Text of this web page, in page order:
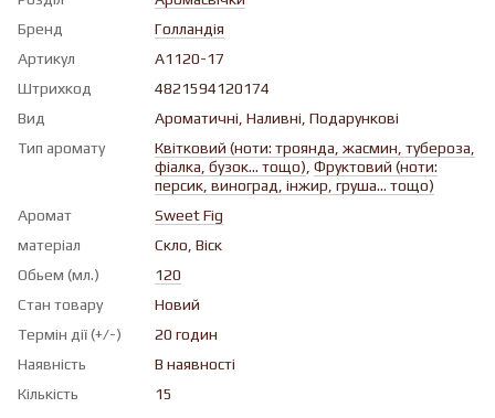
Бренд
Голландія
Артикул
A1120-17
Штрихкод
4821594120174
Вид
Ароматичнi, Наливні, Подарункові
Тип аромату
Квiтковий (ноти: троянда, жасмин, тубероза,
фіалка, бузок... тощо) Фруктовий (ноти:
персик, виноград, інжир, груша... тощо)
Аромат
Sweet Fig
матеріал
Скло, Віск
Обьем (мл.)
120
Стан товару
Новий
Термін дії (+/-)
20 годин
Наявність
В наявності
Кількість
15